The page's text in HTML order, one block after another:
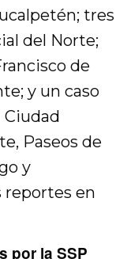
tres
del Norte;
de
y un caso
Ciudad
Paseos de
y
reportes en
por la SSP